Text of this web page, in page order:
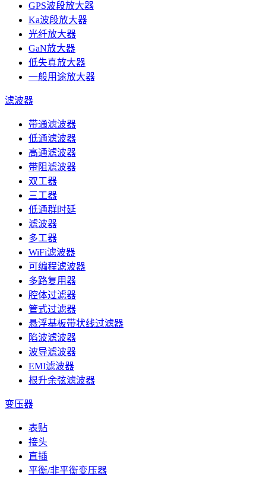
GPS波段放大器
Ka波段放大器
光纤放大器
GaN放大器
低失真放大器
一般用途放大器
滤波器
带通滤波器
低通滤波器
高通滤波器
带阻滤波器
双工器
三工器
低通群时延
滤波器
多工器
WiFi滤波器
可编程滤波器
多路复用器
腔体过滤器
管式过滤器
悬浮基板带状线过滤器
陷波滤波器
波导滤波器
EMI滤波器
根升余弦滤波器
变压器
表贴
接头
直插
平衡/非平衡变压器